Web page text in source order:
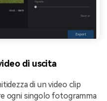
di uscita
di un video clip
ogni singolo fotogramma